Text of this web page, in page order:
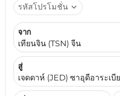
รหัสโปรโมชั่น expand_more
จาก
เทียนจิน (TSN) จีน
สู่
เจดดาห์ (JED) ซาอุดีอาระเบีย